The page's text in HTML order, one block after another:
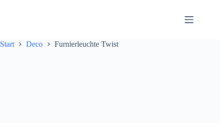
Start Deco Furnierleuchte Twist